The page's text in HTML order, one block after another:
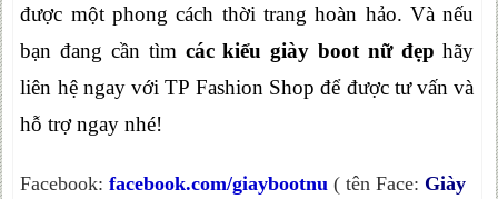
được một phong cách thời trang hoàn hảo. Và nếu
bạn đang cần tìm các kiểu giày boot nữ đẹphãy
liên hệ ngay với TP Fashion Shop để được tư vấn và
hỗ trợ ngay nhé!
Facebook:facebook.com/giaybootnu ( tên Face: Giày